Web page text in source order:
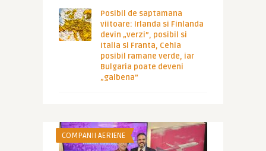
Posibil de saptamana
viitoare: Irlanda si Finlanda
devin „verzi”, posibil si
Italia si Franta, Cehia
posibil ramane verde, iar
Bulgaria poate deveni
„galbena”
COMPANII AERIENE